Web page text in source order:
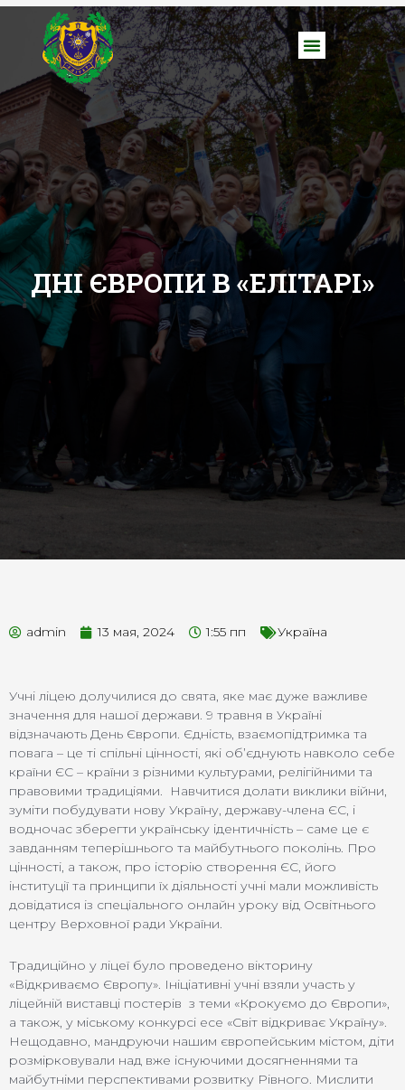
ДНІ ЄВРОПИ В «ЕЛІТАРІ»
admin 13 мая, 2024 1:55 пп Україна
Учні ліцею долучилися до свята, яке має дуже важливе
значення для нашої держави. 9 травня в Україні
відзначають День Європи. Єдність, взаємопідтримка та
повага – це ті спільні цінності, які об’єднують навколо себе
країни ЄС – країни з різними культурами, релігійними та
правовими традиціями. Навчитися долати виклики війни,
зуміти побудувати нову Україну, державу-члена ЄС, і
водночас зберегти українську ідентичність – саме це є
завданням теперішнього та майбутнього поколінь. Про
цінності, а також, про історію створення ЄС, його
інституції та принципи їх діяльності учні мали можливість
довідатися із спеціального онлайн уроку від Освітнього
центру Верховної ради України.
Традиційно у ліцеї було проведено вікторину
«Відкриваємо Європу». Ініціативні учні взяли участь у
ліцейній виставці постерів з теми «Крокуємо до Європи»,
а також, у міському конкурсі есе «Світ відкриває Україну».
Нещодавно, мандруючи нашим європейським містом, діти
розмірковували над вже існуючими досягненнями та
майбутніми перспективами розвитку Рівного. Мислити